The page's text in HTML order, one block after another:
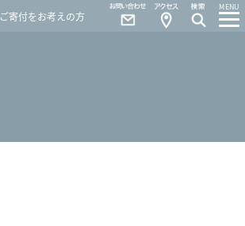
ご寄付をお考えの方
MENU
Access
Contact